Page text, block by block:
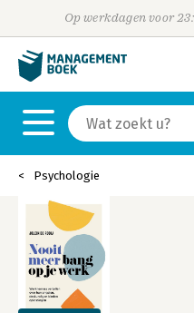
Op werkdagen voor
Psychologie